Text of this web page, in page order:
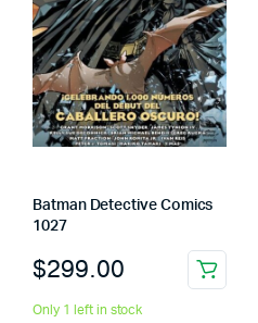
Batman Detective Comics
1027
$299.00
Only 1 left in stock